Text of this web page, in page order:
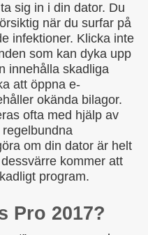
sig in i din dator. Du
när du surfar på
infektioner. Klicka inte
som kan dyka upp
innehålla skadliga
att öppna e-
okända bilagor.
ofta med hjälp av
om din dator är helt
kommer att
program.
Pro 2017?